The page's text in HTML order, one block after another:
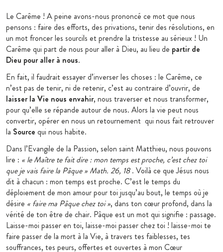
Le Carême ! A peine avons-nous prononcé ce mot que nous
pensons : faire des efforts, des privations, tenir des résolutions, en
un mot froncer les sourcils et prendre la tristesse au sérieux ! Un
Carême qui part de nous pour aller à Dieu, au lieu de partir de
Dieu pour aller à nous.
En fait, il faudrait essayer d’inverser les choses : le Carême, ce
n’est pas de tenir, ni de retenir, c’est au contraire d’ouvrir, de
laisser la Vie nous envahir, nous traverser et nous transformer,
pour qu’elle se répande autour de nous. Alors la vie peut nous
convertir, opérer en nous un retournement qui nous fait retrouver
la Source qui nous habite.
Dans l’Evangile de la Passion, selon saint Matthieu, nous pouvons
lire : « le Maître te fait dire : mon temps est proche, c’est chez toi
que je vais faire la Pâque » Math. 26, 18. Voilà ce que Jésus nous
dit à chacun : mon temps est proche. C’est le temps du
déploiement de mon amour pour toi jusqu’au bout, le temps où je
désire « faire ma Pâque chez toi », dans ton cœur profond, dans la
vérité de ton être de chair. Pâque est un mot qui signifie : passage.
Laisse-moi passer en toi, laisse-moi passer chez toi ! laisse-moi te
faire passer de la mort à la Vie, à travers tes faiblesses, tes
souffrances, tes peurs, offertes et ouvertes à mon Cœur